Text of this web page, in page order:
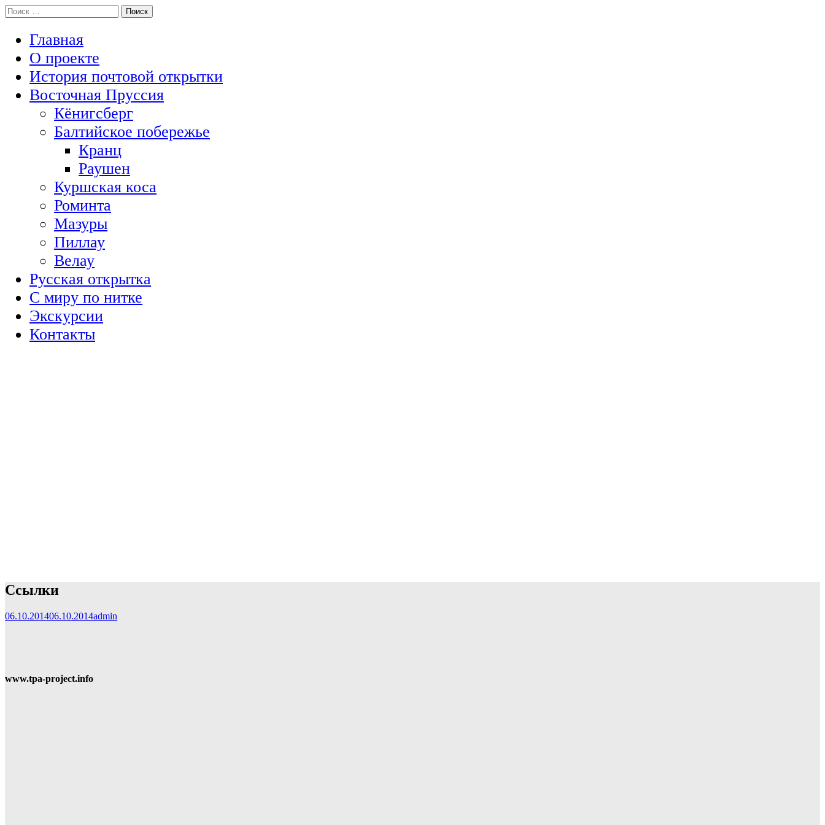
Перейти
к
История Восточной Пруссии в почтовых открытках и не только
Поиск:
Главная
О проекте
История почтовой открытки
Восточная Пруссия
Кёнигсберг
Балтийское побережье
Кранц
Раушен
Куршская коса
Роминта
Мазуры
Пиллау
Велау
Русская открытка
С миру по нитке
Экскурсии
Контакты
Ссылки
06.10.201406.10.2014admin
www.tpa-project.info